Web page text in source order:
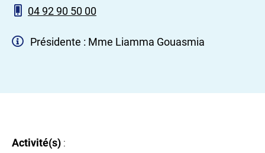
04 92 90 50 00
Présidente : Mme Liamma Gouasmia
Activité(s) :